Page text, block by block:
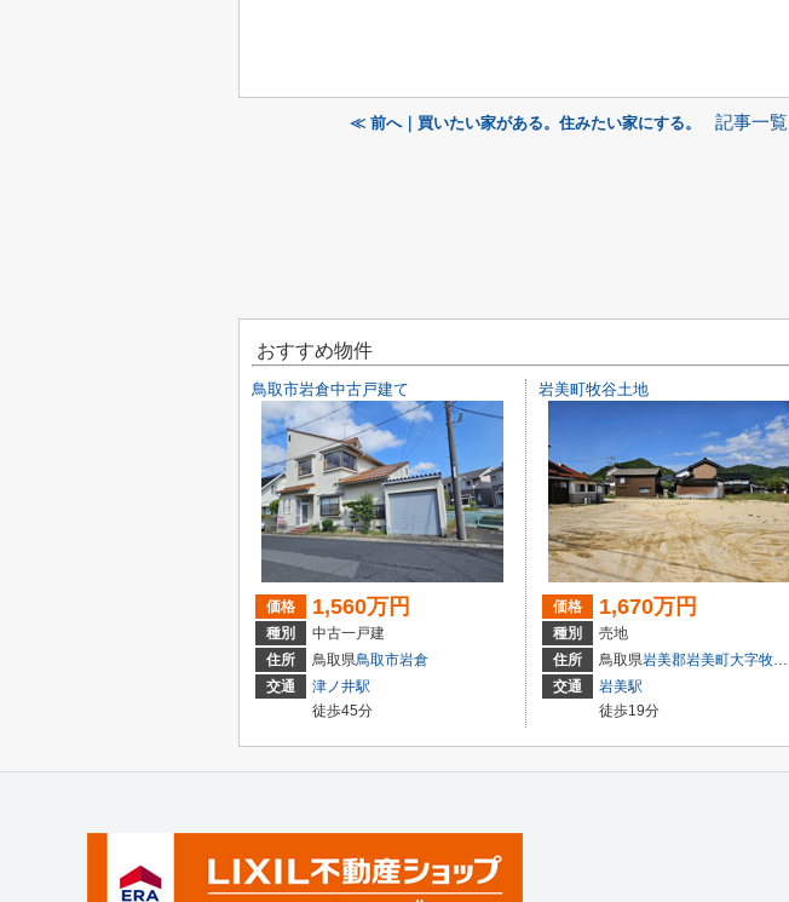
≪ 前へ｜買いたい家がある。住みたい家にする。 記事一覧
おすすめ物件
鳥取市岩倉中古戸建て
価格 1,560万円
種別
中古一戸建
住所
鳥取県鳥取市岩倉
交通
津ノ井駅
徒歩45分
岩美町牧谷土地
価格 1,670万円
種別
売地
住所
鳥取県岩美郡岩美町大字牧谷
交通
岩美駅
徒歩19分